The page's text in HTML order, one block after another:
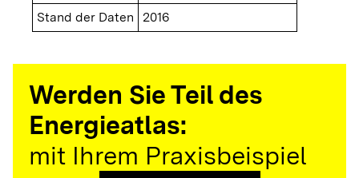
Stand der Daten
2016
Werden Sie Teil des
Energieatlas:
mit Ihrem Praxisbeispiel